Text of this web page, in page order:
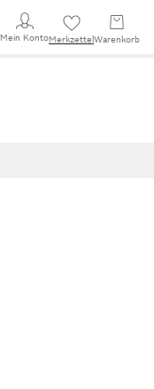
Mein KontoMerkzettel Warenkorb